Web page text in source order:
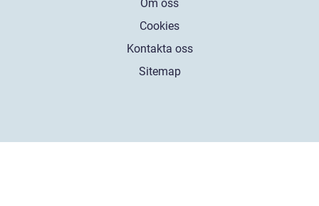
Om oss
Cookies
Kontakta oss
Sitemap